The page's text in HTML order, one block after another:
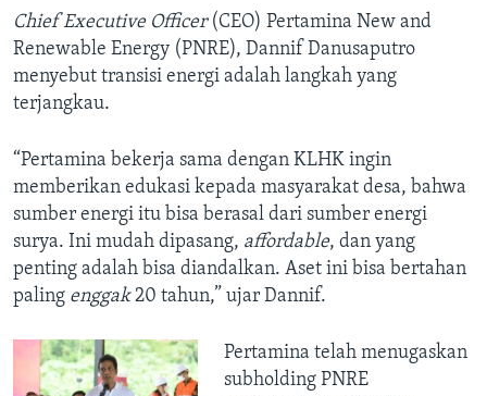
Chief Executive Officer(CEO) Pertamina New and
Renewable Energy (PNRE), Dannif Danusaputro
menyebut transisi energi adalah langkah yang
terjangkau.
“Pertamina bekerja sama dengan KLHK ingin
memberikan edukasi kepada masyarakat desa, bahwa
sumber energi itu bisa berasal dari sumber energi
surya. Ini mudah dipasang, affordable, dan yang
penting adalah bisa diandalkan. Aset ini bisa bertahan
paling enggak20 tahun,” ujar Dannif.
Pertamina telah menugaskan
subholding PNRE